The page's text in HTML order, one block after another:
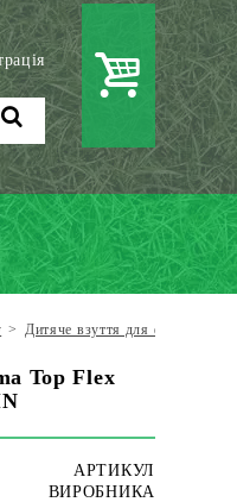
> Дитяче взуття для футболу
Top Flex
АРТИКУЛ
ВИРОБНИКА